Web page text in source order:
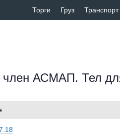
Торги Груз Транспорт
АСМАП. Тел